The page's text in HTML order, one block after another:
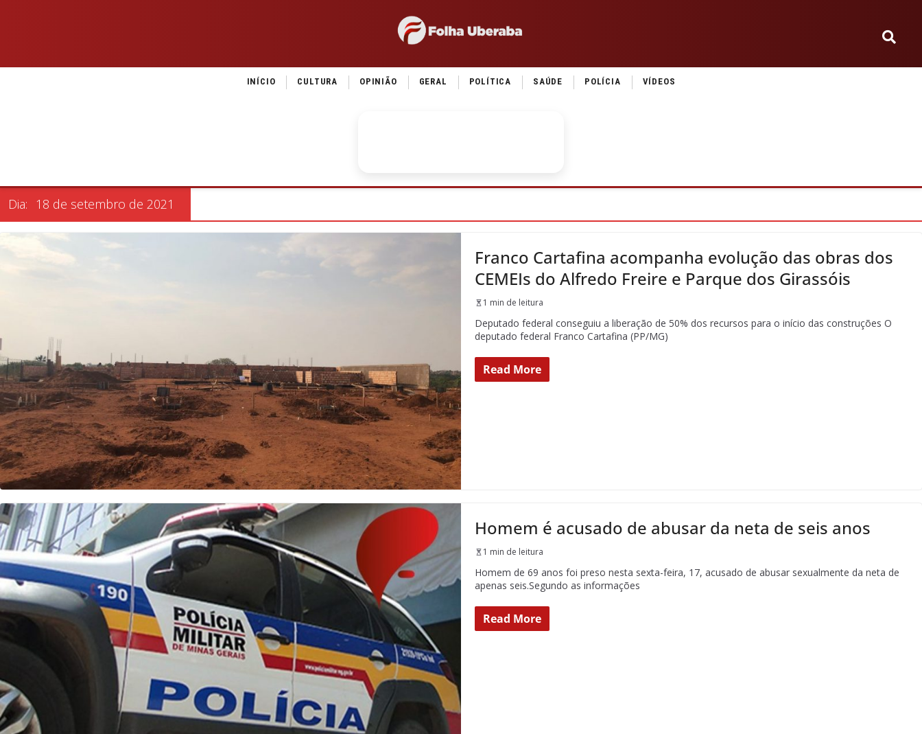
INÍCIO CULTURA OPINIÃO GERAL POLÍTICA SAÚDE POLÍCIA VÍDEOS
Dia: 18 de setembro de 2021
Franco Cartafina acompanha evolução das obras dos
CEMEIs do Alfredo Freire e Parque dos Girassóis
1 min de leitura
Deputado federal conseguiu a liberação de 50% dos recursos para o início das construções O
deputado federal Franco Cartafina (PP/MG)
Read More
Homem é acusado de abusar da neta de seis anos
1 min de leitura
Homem de 69 anos foi preso nesta sexta-feira, 17, acusado de abusar sexualmente da neta de
apenas seis.Segundo as informações
Read More